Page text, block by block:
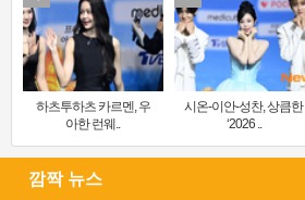
하츠투하츠 카르멘, 우
아한 런웨..
시온-이안-성찬, 상큼한
‘2026 ..
깜짝 뉴스